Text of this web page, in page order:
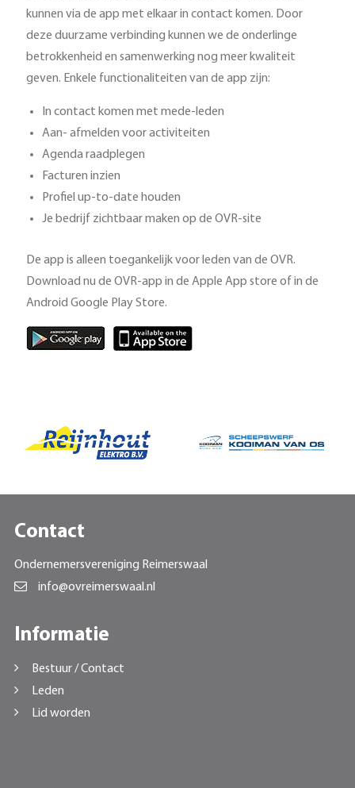
kunnen via de app met elkaar in contact komen. Door
deze duurzame verbinding kunnen we de onderlinge
betrokkenheid en samenwerking nog meer kwaliteit
geven. Enkele functionaliteiten van de app zijn:
In contact komen met mede-leden
Aan- afmelden voor activiteiten
Agenda raadplegen
Facturen inzien
Profiel up-to-date houden
Je bedrijf zichtbaar maken op de OVR-site
De app is alleen toegankelijk voor leden van de OVR.
Download nu de OVR-app in de Apple App store of in de
Android Google Play Store.
Contact
Ondernemersvereniging Reimerswaal
info@ovreimerswaal.nl
Informatie
Bestuur / Contact
Leden
Lid worden